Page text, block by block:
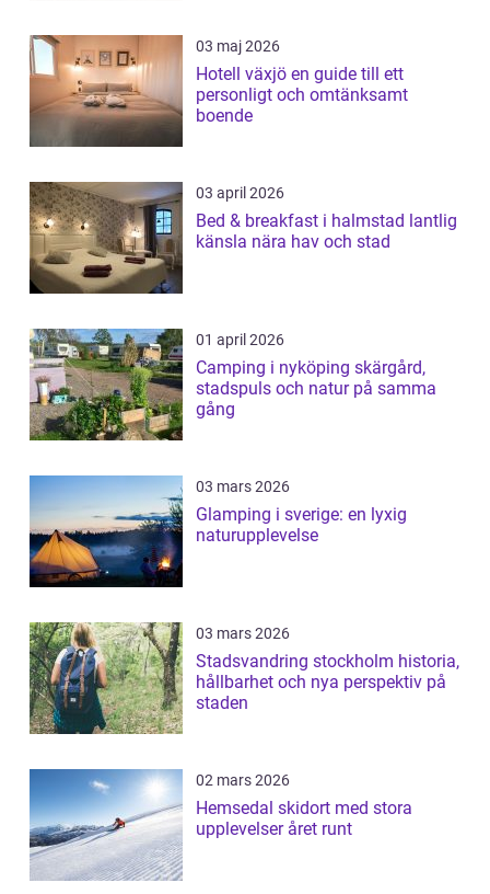
03 maj 2026
Hotell växjö en guide till ett
personligt och omtänksamt
boende
03 april 2026
Bed & breakfast i halmstad lantlig
känsla nära hav och stad
01 april 2026
Camping i nyköping skärgård,
stadspuls och natur på samma
gång
03 mars 2026
Glamping i sverige: en lyxig
naturupplevelse
03 mars 2026
Stadsvandring stockholm historia,
hållbarhet och nya perspektiv på
staden
02 mars 2026
Hemsedal skidort med stora
upplevelser året runt